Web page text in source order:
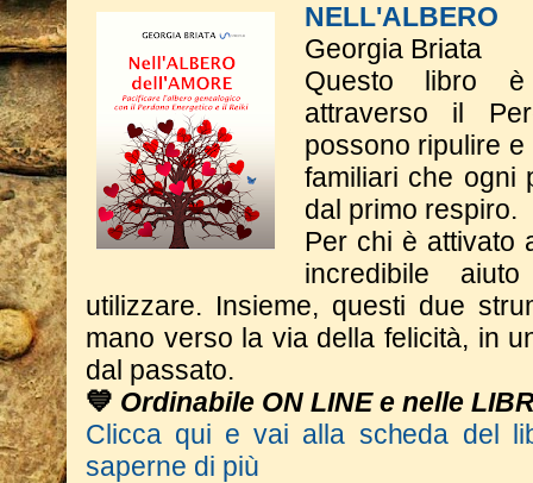
NELL'ALBERO
Georgia Briata
Questo libro
attraverso il
possono ripulire
familiari che ogni
dal primo respiro.
Per chi è attivato
incredibile
utilizzare. Insieme, questi due
mano verso la via della felicità, in
dal passato.
💙 Ordinabile ON LINE e nelle
Clicca qui e vai alla scheda del
saperne di più